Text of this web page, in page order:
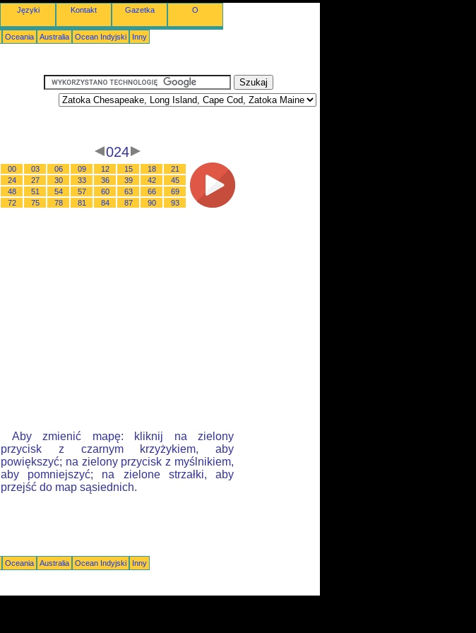
Języki Kontakt Gazetka O
Oceania Australia Ocean Indyjski Inny
024
00 03 06 09 12 15 18
21
24
27 30 33 36 39 42
45
48
51 54 57 60 63 66
69
72
75 78 81 84 87 90 93
Aby zmienić mapę: kliknij na zielony
przycisk z czarnym krzyżykiem, aby
powiększyć; na zielony przycisk z myślnikiem,
aby pomniejszyć; na zielone strzałki, aby
przejść do map sąsiednich.
Oceania Australia Ocean Indyjski
Inny